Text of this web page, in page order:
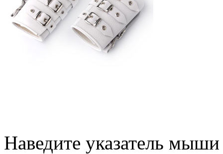
Наведите указатель